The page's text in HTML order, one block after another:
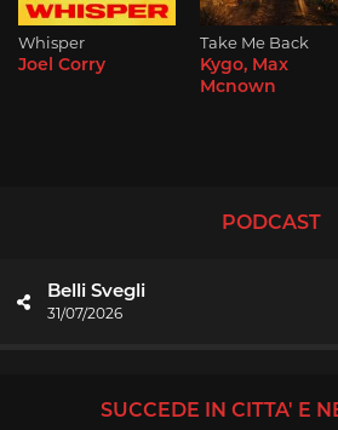
Whisper
Joel Corry
Take Me Back
Kygo, Max
Mcnown
PODCAST
Belli Svegli
31/07/2026
SUCCEDE IN CITTA' E